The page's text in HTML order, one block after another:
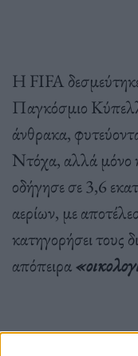
Η FIFA
Παγκόσμιο
άνθρακα,
Ντόχα, αλλά μόνο
οδήγησε σε 3,6
αερίων, με
κατηγορήσει τους
απόπειρα
Πηγή: Daily Mail